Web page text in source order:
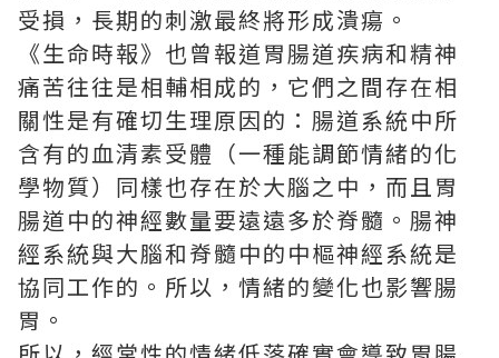
受損，長期的刺激最終將形成潰瘍。
《生命時報》也曾報道胃腸道疾病和精神
痛苦往往是相輔相成的，它們之間存在相
關性是有確切生理原因的：腸道系統中所
含有的血清素受體（一種能調節情緒的化
學物質）同樣也存在於大腦之中，而且胃
腸道中的神經數量要遠遠多於脊髓。腸神
經系統與大腦和脊髓中的中樞神經系統是
協同工作的。所以，情緒的變化也影響腸
胃。